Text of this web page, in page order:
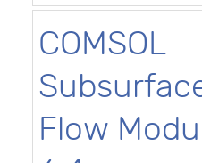
COMSOL
Flow